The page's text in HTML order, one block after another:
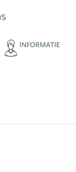
INFORMATIE